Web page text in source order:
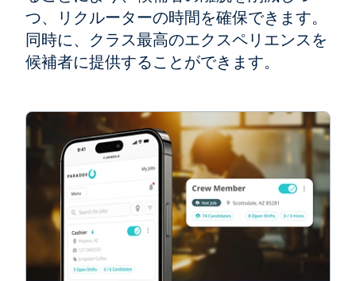
つ、リクルーターの時間を確保できます。
同時に、クラス最高のエクスペリエンスを
候補者に提供することができます。